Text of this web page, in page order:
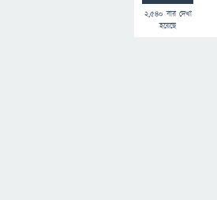
2,540 বার দেখা
হয়েছে